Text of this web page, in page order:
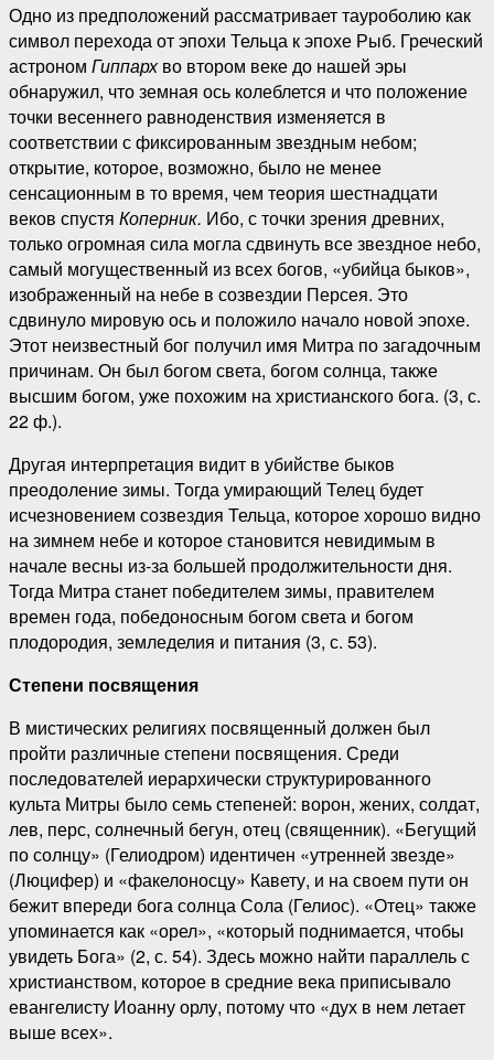
Одно из предположений рассматривает тауроболию как
символ перехода от эпохи Тельца к эпохе Рыб. Греческий
астроном Гиппархво втором веке до нашей эры
обнаружил, что земная ось колеблется и что положение
точки весеннего равноденствия изменяется в
соответствии с фиксированным звездным небом;
открытие, которое, возможно, было не менее
сенсационным в то время, чем теория шестнадцати
веков спустя Коперник. Ибо, с точки зрения древних,
только огромная сила могла сдвинуть все звездное небо,
самый могущественный из всех богов, «убийца быков»,
изображенный на небе в созвездии Персея. Это
сдвинуло мировую ось и положило начало новой эпохе.
Этот неизвестный бог получил имя Митра по загадочным
причинам. Он был богом света, богом солнца, также
высшим богом, уже похожим на христианского бога. (3, с.
22 ф.).
Другая интерпретация видит в убийстве быков
преодоление зимы. Тогда умирающий Телец будет
исчезновением созвездия Тельца, которое хорошо видно
на зимнем небе и которое становится невидимым в
начале весны из-за большей продолжительности дня.
Тогда Митра станет победителем зимы, правителем
времен года, победоносным богом света и богом
плодородия, земледелия и питания (3, с. 53).
Степени посвящения
В мистических религиях посвященный должен был
пройти различные степени посвящения. Среди
последователей иерархически структурированного
культа Митры было семь степеней: ворон, жених, солдат,
лев, перс, солнечный бегун, отец (священник). «Бегущий
по солнцу» (Гелиодром) идентичен «утренней звезде»
(Люцифер) и «факелоносцу» Кавету, и на своем пути он
бежит впереди бога солнца Сола (Гелиос). «Отец» также
упоминается как «орел», «который поднимается, чтобы
увидеть Бога» (2, с. 54). Здесь можно найти параллель с
христианством, которое в средние века приписывало
евангелисту Иоанну орлу, потому что «дух в нем летает
выше всех».